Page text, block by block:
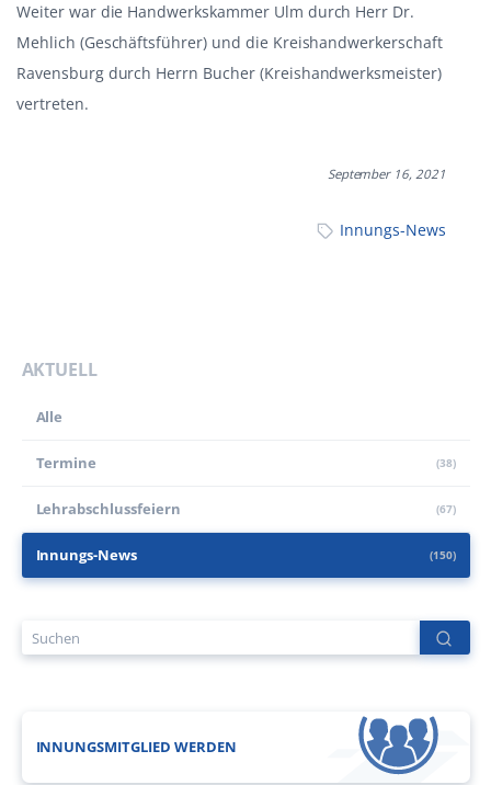
Weiter war die Handwerkskammer Ulm durch Herr Dr.
Mehlich (Geschäftsführer) und die Kreishandwerkerschaft
Ravensburg durch Herrn Bucher (Kreishandwerksmeister)
vertreten.
September 16, 2021
Innungs-News
AKTUELL
Alle
Termine (38)
Lehr­abschluss­feiern (67)
Innungs-News (150)
INNUNGSMITGLIED WERDEN